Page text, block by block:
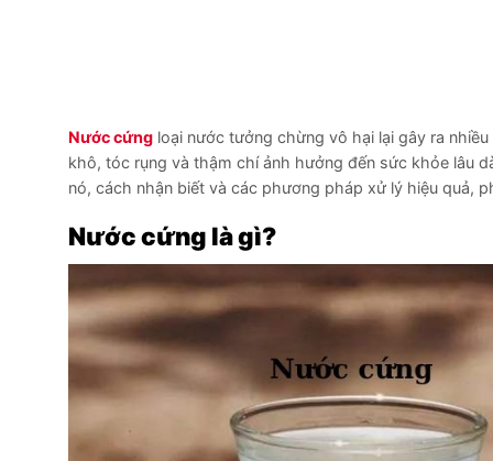
Nước cứng loại nước tưởng chừng vô hại lại gây ra
khô, tóc rụng và thậm chí ảnh hưởng đến sức khỏe lâu
nó, cách nhận biết và các phương pháp xử lý hiệu quả,
Nước cứng là gì?